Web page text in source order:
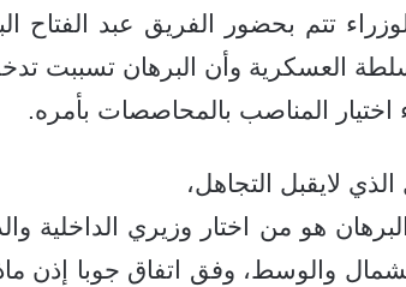
الوزراء تتم بحضور الفريق عبد
العسكرية وأن البرهان تسببت
المناصب بالمحاصصات بأمره.
لايقبل التجاهل،
هو من اختار وزيري
والوسط، وفق اتفاق جوبا إذن